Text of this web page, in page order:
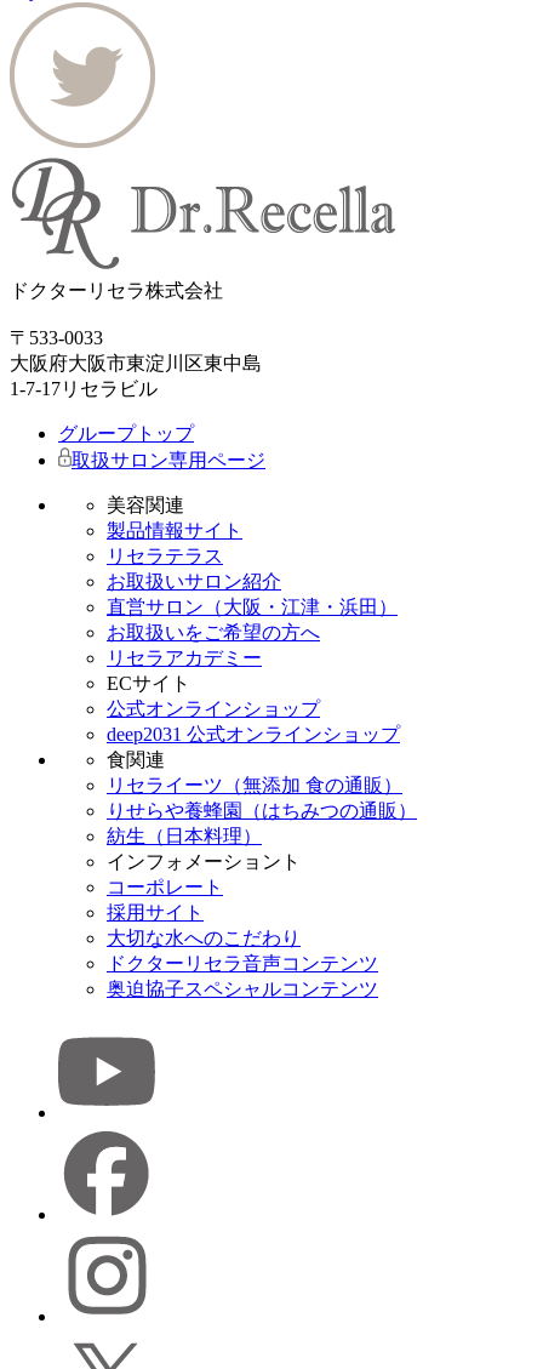
ドクターリセラ株式会社
〒533-0033
大阪府大阪市東淀川区東中島
1-7-17リセラビル
グループトップ
取扱サロン専用ページ
美容関連
製品情報サイト
リセラテラス
お取扱いサロン紹介
直営サロン（大阪・江津・浜田）
お取扱いをご希望の方へ
リセラアカデミー
ECサイト
公式オンラインショップ
deep2031 公式オンラインショップ
食関連
リセライーツ（無添加 食の通販）
りせらや養蜂園（はちみつの通販）
紡生（日本料理）
インフォメーショント
コーポレート
採用サイト
大切な水へのこだわり
ドクターリセラ音声コンテンツ
奥迫協子スペシャルコンテンツ